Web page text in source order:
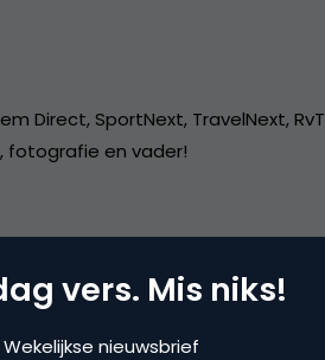
Direct, SportNext, TravelNext, RvT
fotografie en vader!
vers. Mis niks!
Wekelijkse nieuwsbrief